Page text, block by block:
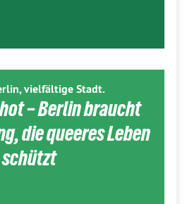
vielfältige Stadt.
– Berlin braucht
die queeres Leben
schützt